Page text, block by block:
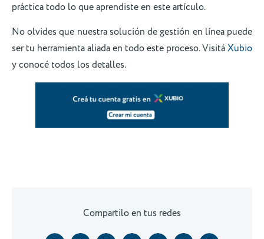
práctica todo lo que aprendiste en este artículo.
No olvides que nuestra solución de gestión en línea puede
ser tu herramienta aliada en todo este proceso. VisitáXubio
y conocé todos los detalles.
Compartilo en tus redes